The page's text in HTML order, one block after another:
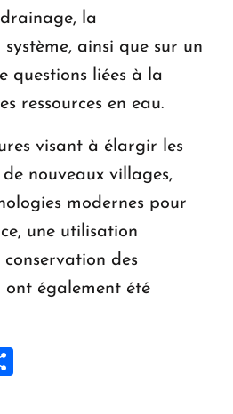
la
ainsi que sur un
questions liées à la
ressources en eau.
visant à élargir les
nouveaux villages,
modernes pour
une utilisation
des
ont également été